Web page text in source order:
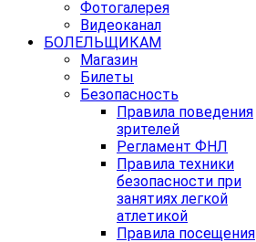
Фотогалерея
Видеоканал
БОЛЕЛЬЩИКАМ
Магазин
Билеты
Безопасность
Правила поведения
зрителей
Регламент ФНЛ
Правила техники
безопасности при
занятиях легкой
атлетикой
Правила посещения